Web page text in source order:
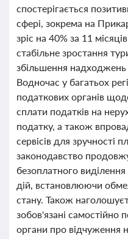
спостерігається
сфері, зокрема на
зріс на 40% за 11
стабільне зростання
збільшення
Водночас у багатьох
податкових органів
сплати податків на
податку, а також
сервісів для зручності
законодавство
безоплатного
дій, встановлюючи
стану. Також
зобов'язані самостійно
органи про відчуження